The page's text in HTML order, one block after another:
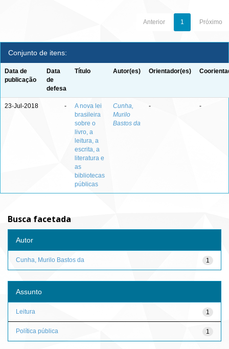
Anterior 1 Próximo
Conjunto de itens:
Data de
publicação
Data
de
defesa
Título Autor(es) Orientador(es)
23-Jul-2018 -
A nova lei
brasileira
sobre o
livro, a
leitura, a
escrita, a
literatura e
as
bibliotecas
públicas
Cunha,
Murilo
Bastos da
- -
Busca facetada
Autor
1
Cunha, Murilo Bastos da
Assunto
1
Leitura
1
Política pública